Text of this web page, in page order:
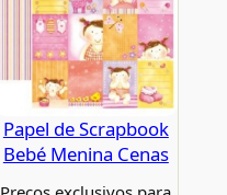
Papel de Scrapbook
Bebé Menina Cenas